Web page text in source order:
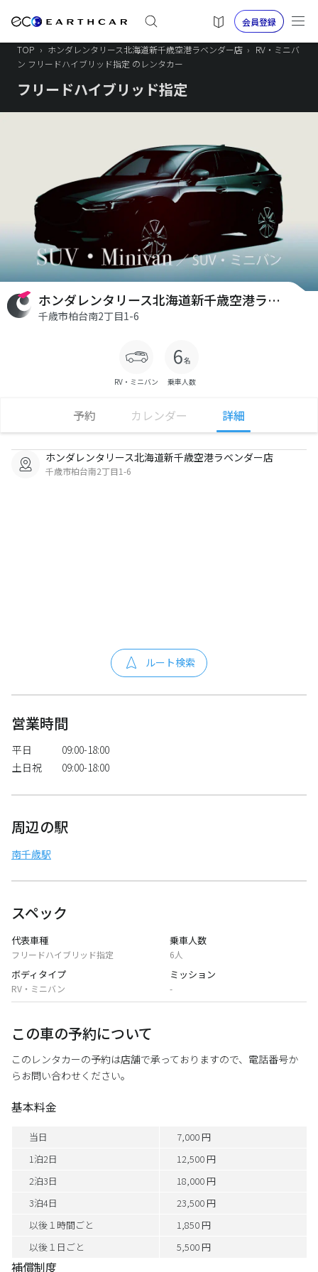
会員登録
TOP › ホンダレンタリース北海道新千歳空港ラベンダー店 › RV・ミニバ
ン フリードハイブリッド指定 のレンタカー
フリードハイブリッド指定
ホンダレンタリース北海道新千歳空港ラベンダー店
千歳市柏台南2丁目1-6
RV・ミニバン 乗車人数
予約 カレンダー 詳細
ホンダレンタリース北海道新千歳空港ラベンダー店
千歳市柏台南2丁目1-6
ルート検索
営業時間
平日
09:00-18:00
土日祝
09:00-18:00
周辺の駅
南千歳駅
スペック
代表車種
フリードハイブリッド指定
乗車人数
6人
ボディタイプ
RV・ミニバン
ミッション
-
この車の予約について
このレンタカーの予約は店舗で承っておりますので、電話番号か
らお問い合わせください。
基本料金
当日
7,000 円
1泊2日
12,500 円
2泊3日
18,000 円
3泊4日
23,500 円
以後１時間ごと
1,850 円
以後１日ごと
5,500 円
補償制度